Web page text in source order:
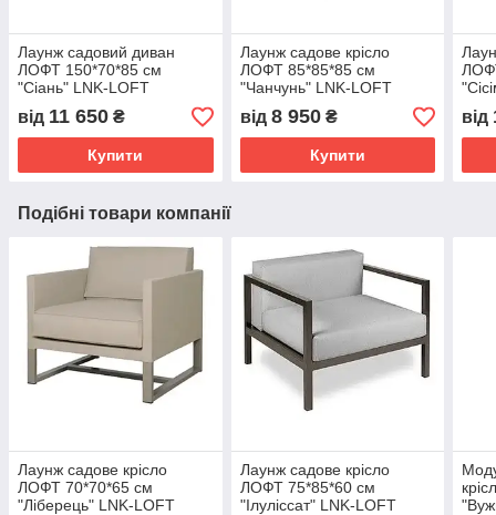
Лаунж садовий диван
ЛОФТ 150*70*85 см
"Сіань" LNK-LOFT
від 11 650 ₴
Купити
Лаунж садове крісло
ЛОФТ 85*85*85 см
"Чанчунь" LNK-LOFT
від 8 950₴
Купити
від
Подібні товари компанії
Лаунж садове крісло
ЛОФТ 70*70*65 см
"Ліберець" LNK-LOFT
Лаунж садове крісло
ЛОФТ 75*85*60 см
"Ілуліссат" LNK-LOFT